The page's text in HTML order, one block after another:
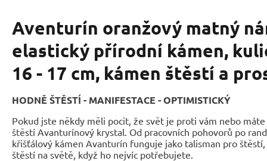
Aventurín oranžový matný
elastický přírodní kámen,
16 - 17 cm, kámen štěstí a
HODNĚ ŠTĚSTÍ - MANIFESTACE - OPTIMISTICKÝ
Pokud jste někdy měli pocit, že svět je proti vám nebo
štěstí Avanturínový krystal. Od pracovních pohovorů po
křišťálový kámen Avanturín funguje jako talisman pro
štěstí na světě, když ho nejvíc potřebujete.